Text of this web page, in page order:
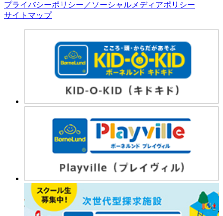
プライバシーポリシー／ソーシャルメディアポリシー
サイトマップ